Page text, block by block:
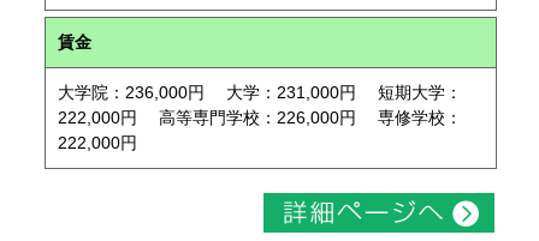
賃金
大学院：236,000円 大学：231,000円 短期大学：
222,000円 高等専門学校：226,000円 専修学校：
222,000円